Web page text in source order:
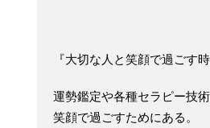
『大切な人と笑顔で過ごす
運勢鑑定や各種セラピー技
笑顔で過ごすためにある。